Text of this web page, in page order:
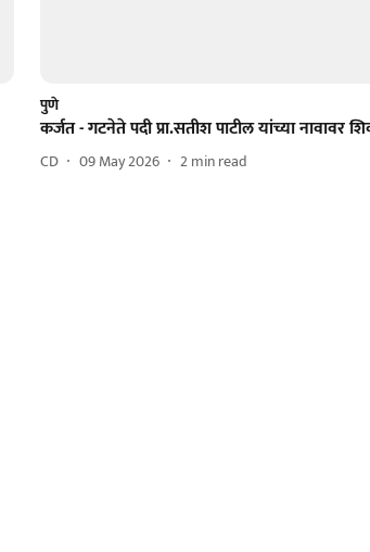
पुणे
कर्जत - गटनेते पदी प्रा.सतीश पाटील यांच्या नावावर
CD 09 May 2026 2min read